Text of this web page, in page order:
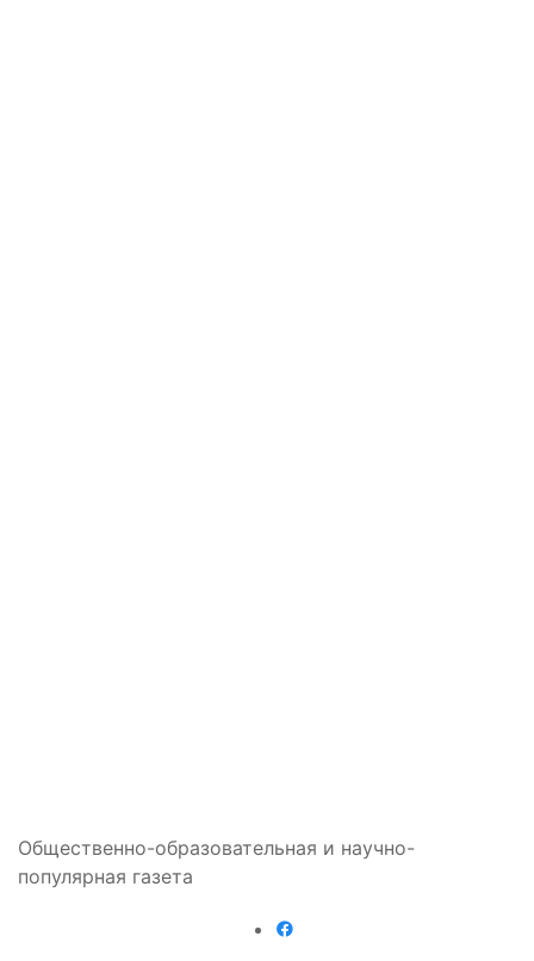
Общественно-образовательная и научно-
популярная газета